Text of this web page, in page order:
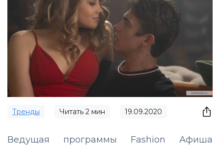
Тренды Читать 2 мин 19.09.2020
Ведущая программы Fashion Афиша